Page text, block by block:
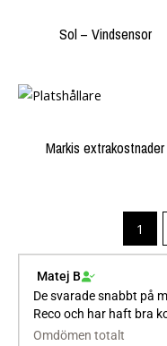
Sol – Vindsensor
Markis extrakostnader
1